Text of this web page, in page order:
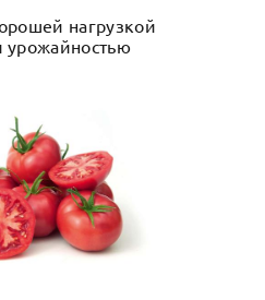
нагрузкой